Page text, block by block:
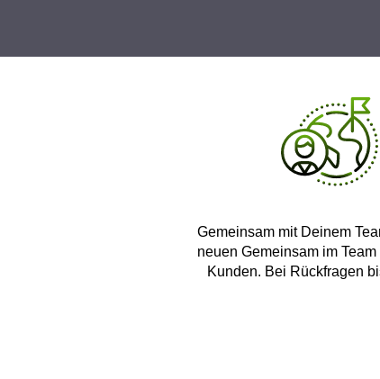
Gemeinsam mit Deinem
neuen Gemeinsam im
Kunden. Bei Rückfragen